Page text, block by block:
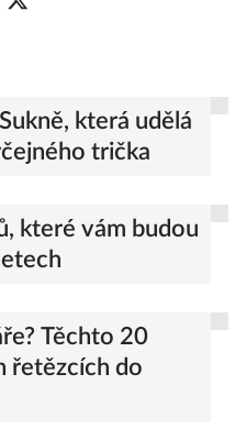
která udělá
trička
které vám budou
Těchto 20
řetězcích do